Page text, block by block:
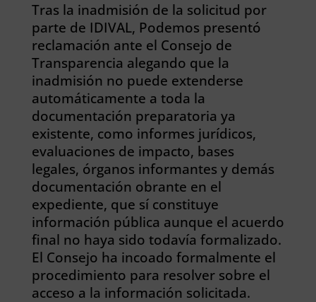
Tras la inadmisión de la solicitud por
parte de IDIVAL, Podemos presentó
reclamación ante el Consejo de
Transparencia alegando que la
inadmisión no puede extenderse
automáticamente a toda la
documentación preparatoria ya
existente, como informes jurídicos,
evaluaciones de impacto, bases
legales, órganos informantes y demás
documentación obrante en el
expediente, que sí constituye
información pública aunque el acuerdo
final no haya sido todavía formalizado.
El Consejo ha incoado formalmente el
procedimiento para resolver sobre el
acceso a la información solicitada.